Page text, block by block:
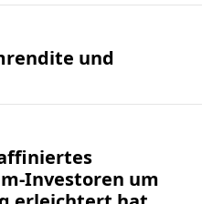
und
Investoren um